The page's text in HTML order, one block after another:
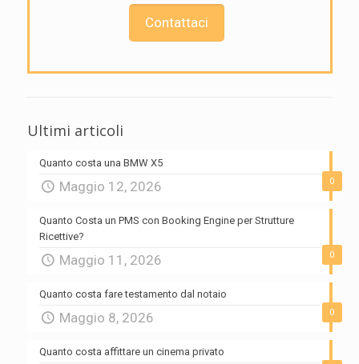
Contattaci
Ultimi articoli
0
Quanto costa una BMW X5
Maggio 12, 2026
0
Quanto Costa un PMS con Booking Engine per Strutture
Ricettive?
Maggio 11, 2026
0
Quanto costa fare testamento dal notaio
Maggio 8, 2026
Quanto costa affittare un cinema privato